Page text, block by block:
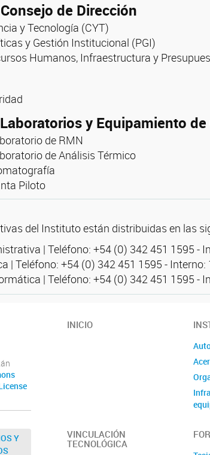
de Dirección
y Tecnología (CYT)
y Gestión Institucional (PGI)
Humanos, Infraestructura y
y Equipamiento
de RMN
de Análisis Térmico
Piloto
del Instituto están distribuidas en las
| Teléfono: +54 (0) 342 451 1595 -
| Teléfono: +54 (0) 342 451 1595 - Interno:
| Teléfono: +54 (0) 342 451 1595 -
Y
INICIO
VINCULACIÓN
TECNOLÓGICA